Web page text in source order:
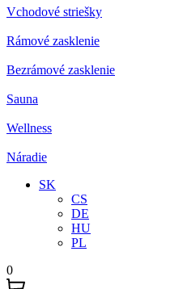
Vchodové striešky
Rámové zasklenie
Bezrámové zasklenie
Sauna
Wellness
Náradie
SK
CS
DE
HU
PL
0